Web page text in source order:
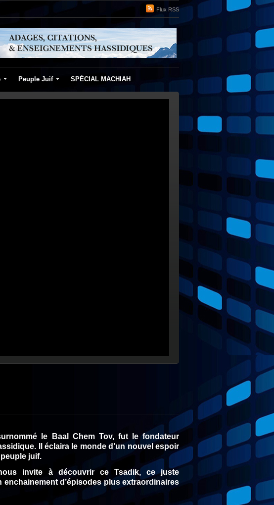
Flux RSS
Peuple Juif SPÉCIAL MACHIAH
le Baal Chem Tov, fut le fondateur
Il éclaira le monde d’un nouvel espoir
juif.
invite à découvrir ce Tsadik, ce juste
enchainement d’épisodes plus extraordinaires